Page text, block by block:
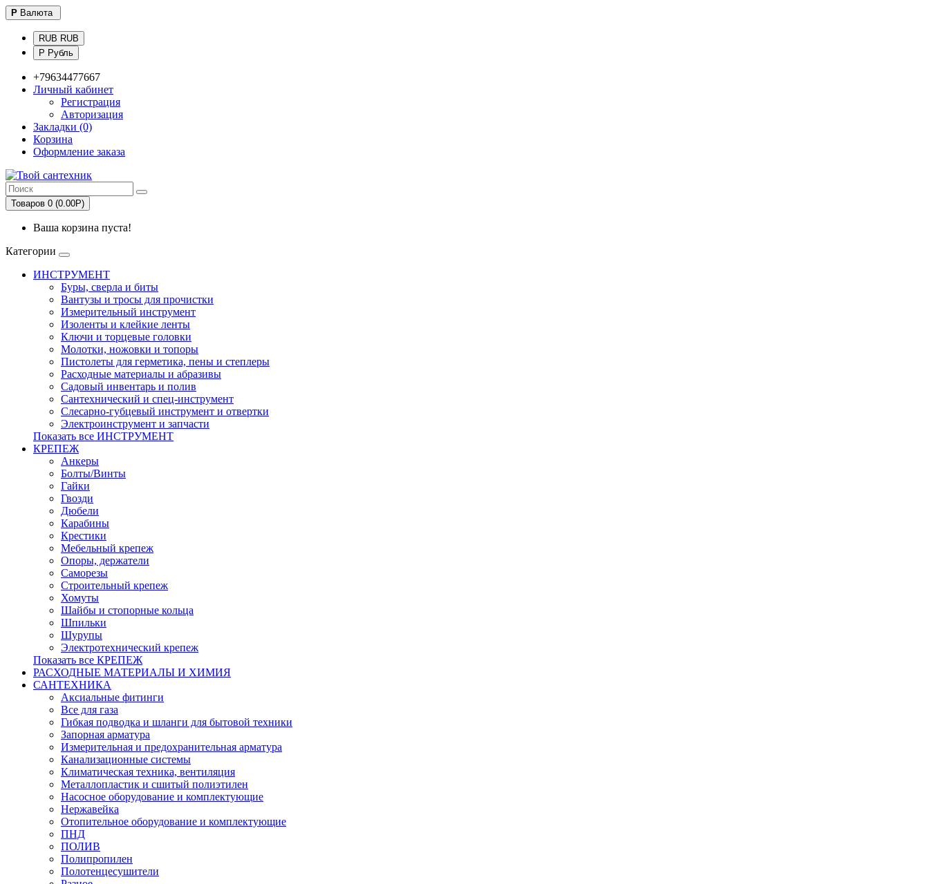
Р Валюта
RUB RUB
Р Рубль
+79634477667
Личный кабинет
Регистрация
Авторизация
Закладки (0)
Корзина
Оформление заказа
Товаров 0 (0.00Р)
Ваша корзина пуста!
Категории
ИНСТРУМЕНТ
Буры, сверла и биты
Вантузы и тросы для прочистки
Измерительный инструмент
Изоленты и клейкие ленты
Ключи и торцевые головки
Молотки, ножовки и топоры
Пистолеты для герметика, пены и степлеры
Расходные материалы и абразивы
Садовый инвентарь и полив
Сантехнический и спец-инструмент
Слесарно-губцевый инструмент и отвертки
Электроинструмент и запчасти
Показать все ИНСТРУМЕНТ
КРЕПЕЖ
Анкеры
Болты/Винты
Гайки
Гвозди
Дюбели
Карабины
Крестики
Мебельный крепеж
Опоры, держатели
Саморезы
Строительный крепеж
Хомуты
Шайбы и стопорные кольца
Шпильки
Шурупы
Электротехнический крепеж
Показать все КРЕПЕЖ
РАСХОДНЫЕ МАТЕРИАЛЫ И ХИМИЯ
САНТЕХНИКА
Аксиальные фитинги
Все для газа
Гибкая подводка и шланги для бытовой техники
Запорная арматура
Измерительная и предохранительная арматура
Канализационные системы
Климатическая техника, вентиляция
Металлопластик и сшитый полиэтилен
Насосное оборудование и комплектующие
Нержавейка
Отопительное оборудование и комплектующие
ПНД
ПОЛИВ
Полипропилен
Полотенцесушители